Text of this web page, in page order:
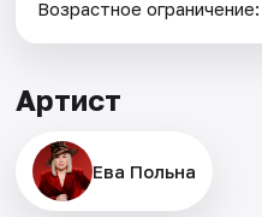
Возрастное
Артист
Ева Польна